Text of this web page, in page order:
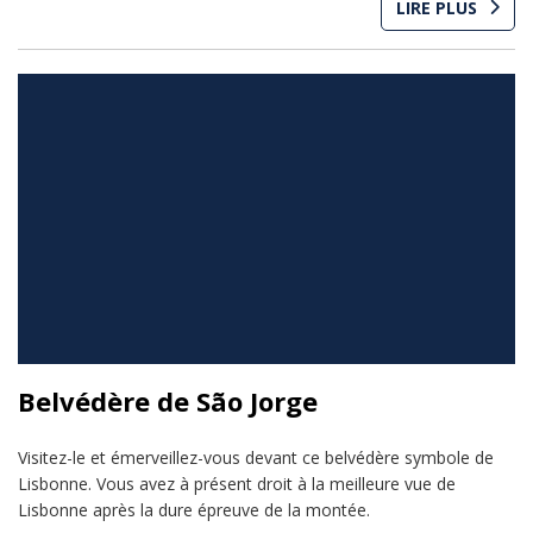
LIRE PLUS
Belvédère de São Jorge
Visitez-le et émerveillez-vous devant ce belvédère symbole de
Lisbonne. Vous avez à présent droit à la meilleure vue de
Lisbonne après la dure épreuve de la montée.